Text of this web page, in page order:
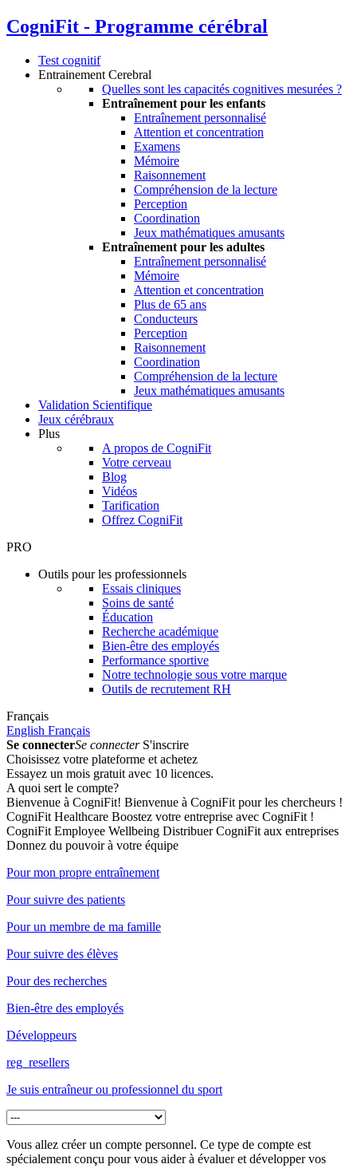
CogniFit - Programme cérébral
Test cognitif
Entrainement Cerebral
Quelles sont les capacités cognitives mesurées ?
Entraînement pour les enfants
Entraînement personnalisé
Attention et concentration
Examens
Mémoire
Raisonnement
Compréhension de la lecture
Perception
Coordination
Jeux mathématiques amusants
Entraînement pour les adultes
Entraînement personnalisé
Mémoire
Attention et concentration
Plus de 65 ans
Conducteurs
Perception
Raisonnement
Coordination
Compréhension de la lecture
Jeux mathématiques amusants
Validation Scientifique
Jeux cérébraux
Plus
A propos de CogniFit
Votre cerveau
Blog
Vidéos
Tarification
Offrez CogniFit
PRO
Outils pour les professionnels
Essais cliniques
Soins de santé
Éducation
Recherche académique
Bien-être des employés
Performance sportive
Notre technologie sous votre marque
Outils de recrutement RH
Français
English Français
Se connecterSe connecter S'inscrire
Choisissez votre plateforme et achetez
Essayez un mois gratuit avec 10 licences.
A quoi sert le compte?
Bienvenue à CogniFit! Bienvenue à CogniFit pour les chercheurs !
CogniFit Healthcare Boostez votre entreprise avec CogniFit !
CogniFit Employee Wellbeing Distribuer CogniFit aux entreprises
Donnez du pouvoir à votre équipe
Pour mon propre entraînement
Pour suivre des patients
Pour un membre de ma famille
Pour suivre des élèves
Pour des recherches
Bien-être des employés
Développeurs
reg_resellers
Je suis entraîneur ou professionnel du sport
Vous allez créer un compte personnel. Ce type de compte est
spécialement conçu pour vous aider à évaluer et développer vos